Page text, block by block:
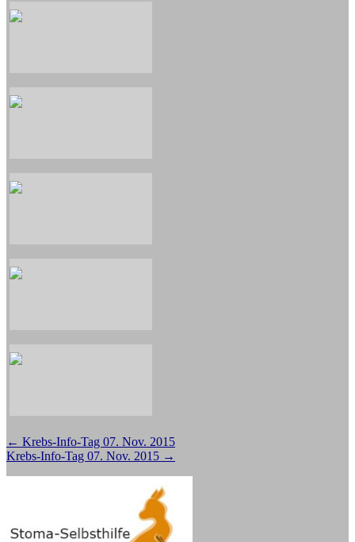
Beitragsnavigation
← Krebs-Info-Tag 07. Nov. 2015
Krebs-Info-Tag 07. Nov. 2015 →